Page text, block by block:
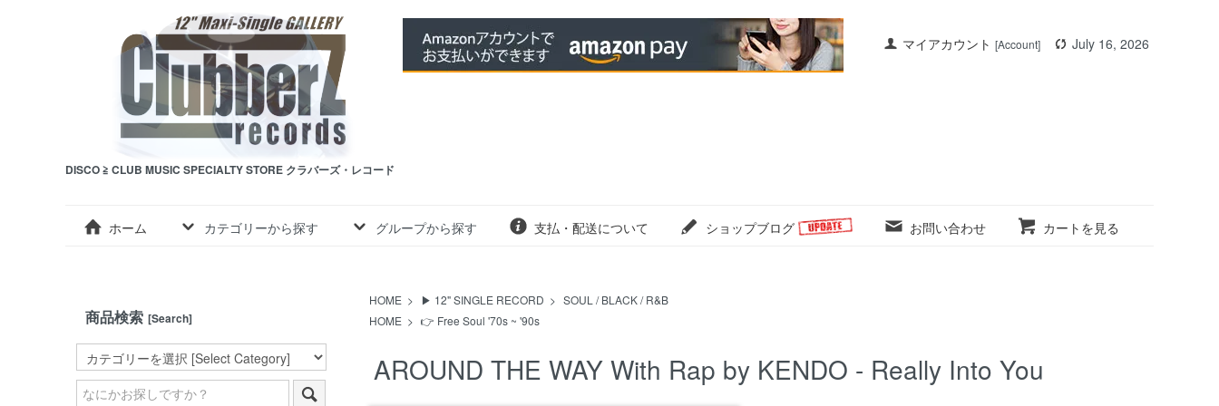
マイアカウント [Account] July 16, 2026
DISCO ≧ CLUB MUSIC SPECIALTY STORE クラバーズ・レコード
ホーム カテゴリーから探す グループから探す 支払・配送について ショップブログ お問い合わせ カートを見る
HOME > ▶ 12" SINGLE RECORD > SOUL / BLACK / R&B
HOME > 👉 Free Soul '70s ~ '90s
AROUND THE WAY With Rap by KENDO - Really Into You
商品検索 [Search]